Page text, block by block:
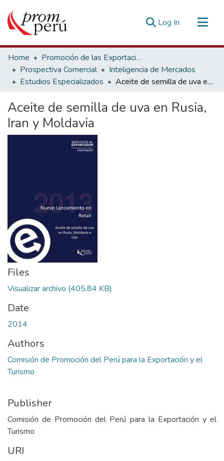
Log In (current)
Communities & Collections
All of DSpace
Statistics
Home
Promoción de las Exportaciones
Prospectiva Comercial
Inteligencia de Mercados
Estudios Especializados
Aceite de semilla de uva en Rusia, Iran y Moldavia
Aceite de semilla de uva en Rusia,
Iran y Moldavia
Files
Visualizar archivo (405.84 KB)
Date
2014
Authors
Comisión de Promoción del Perú para la Exportación y el
Turismo
Publisher
Comisión de Promoción del Perú para la Exportación y el
Turismo
URI